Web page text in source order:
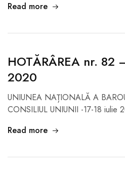
Read more
HOTĂRÂREA nr. 82
2020
UNIUNEA NAȚIONALĂ A
CONSILIUL UNIUNII -17-18 iulie
Read more